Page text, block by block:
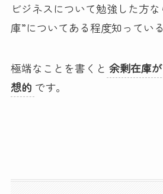
ビジネスについて勉強した方
庫”についてある程度知ってい
極端なことを書くと 余剰在庫
想的 です。